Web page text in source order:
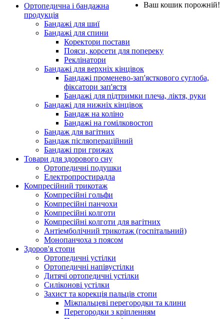
Ваш кошик порожній!
Ортопедична і бандажна
продукція
Бандажі для шиї
Бандажі для спини
Коректори постави
Пояси, корсети для попереку
Реклінатори
Бандажі для верхніх кінцівок
Бандажі променево-зап'ясткового суглоба,
фіксатори зап'ястя
Бандажі для підтримки плеча, ліктя, руки
Бандажі для нижніх кінцівок
Бандаж на коліно
Бандажі на гомілковостоп
Бандаж для вагітних
Бандаж післяопераційний
Бандажі при грижах
Товари для здорового сну
Ортопедичні подушки
Електропростирадла
Компресійний трикотаж
Компресійні гольфи
Компресійні панчохи
Компресійні колготи
Компресійні колготи для вагітних
Антіемболічний трикотаж (госпітальний)
Монопанчоха з поясом
Здоров'я стопи
Ортопедичні устілки
Ортопедичні напівустілки
Дитячі ортопедичні устілки
Силіконові устілки
Захист та корекція пальців стопи
Міжпальцеві перегородки та клини
Перегородки з кріпленням